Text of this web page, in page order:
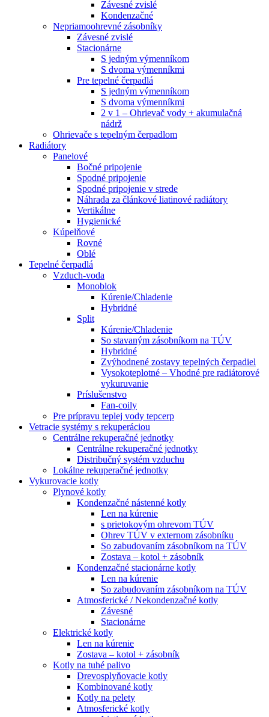
Závesné zvislé
Kondenzačné
Nepriamoohrevné zásobníky
Závesné zvislé
Stacionárne
S jedným výmenníkom
S dvoma výmenníkmi
Pre tepelné čerpadlá
S jedným výmenníkom
S dvoma výmenníkmi
2 v 1 – Ohrievač vody + akumulačná
nádrž
Ohrievače s tepelným čerpadlom
Radiátory
Panelové
Bočné pripojenie
Spodné pripojenie
Spodné pripojenie v strede
Náhrada za článkové liatinové radiátory
Vertikálne
Hygienické
Kúpelňové
Rovné
Oblé
Tepelné čerpadlá
Vzduch-voda
Monoblok
Kúrenie/Chladenie
Hybridné
Split
Kúrenie/Chladenie
So stavaným zásobníkom na TÚV
Hybridné
Zvýhodnené zostavy tepelných čerpadiel
Vysokoteplotné – Vhodné pre radiátorové
vykuruvanie
Príslušenstvo
Fan-coily
Pre prípravu teplej vody tepcerp
Vetracie systémy s rekuperáciou
Centrálne rekuperačné jednotky
Centrálne rekuperačné jednotky
Distribučný systém vzduchu
Lokálne rekuperačné jednotky
Vykurovacie kotly
Plynové kotly
Kondenzačné nástenné kotly
Len na kúrenie
s prietokovým ohrevom TÚV
Ohrev TÚV v externom zásobníku
So zabudovaním zásobníkom na TÚV
Zostava – kotol + zásobník
Kondenzačné stacionárne kotly
Len na kúrenie
So zabudovaním zásobníkom na TÚV
Atmosferické / Nekondenzačné kotly
Závesné
Stacionárne
Elektrické kotly
Len na kúrenie
Zostava – kotol + zásobník
Kotly na tuhé palivo
Drevosplyňovacie kotly
Kombinované kotly
Kotly na pelety
Atmosferické kotly